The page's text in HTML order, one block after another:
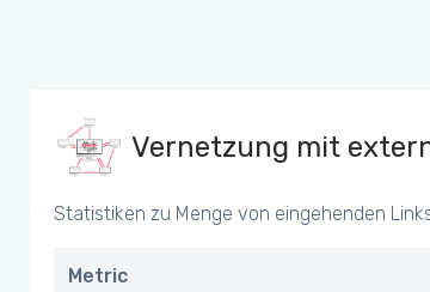
Vernetzung mit
Statistiken zu Menge von eingehenden
Metric